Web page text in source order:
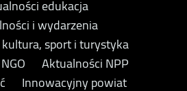
edukacja
i wydarzenia
sport i turystyka
Aktualności NPP
Innowacyjny powiat